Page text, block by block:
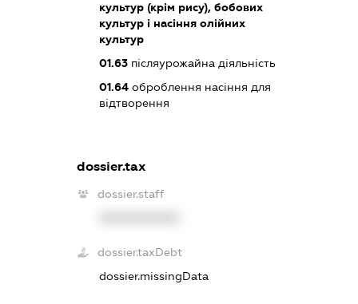
культур (крім рису), бобових
культур і насіння олійних
культур
01.63післяурожайна діяльність
01.64оброблення насіння для
відтворення
dossier.tax
dossier.staff
dossier.taxDebt
dossier.missingData